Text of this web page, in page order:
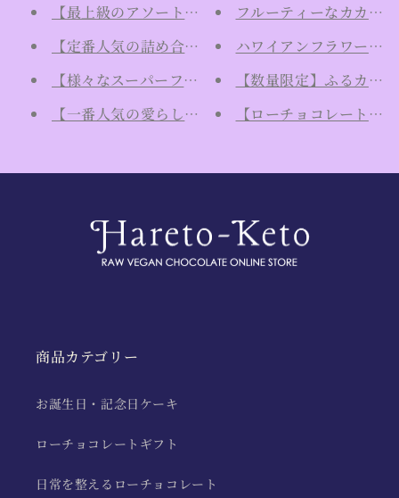
【最上級のアソートギフト商品】スペシャルなロ
【定番人気の詰め合わせ！】ローチョコレートギ
【様々なスーパーフードが詰まったギフト】ロー
【一番人気の愛らしいギフト】月や太陽のカラフ
フルーティーなカカオ
ハワイアンフラワー
【数量限定】ふるカ
【ローチョコレートの
商品カテゴリー
お誕生日・記念日ケーキ
ローチョコレートギフト
日常を整えるローチョコレート